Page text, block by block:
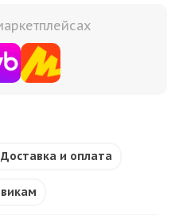
Доставка и оплата